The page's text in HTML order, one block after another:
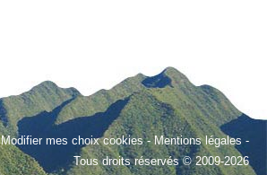
Modifier mes choix cookies-Mentions légales -
Tous droits réservés © 2009-2026